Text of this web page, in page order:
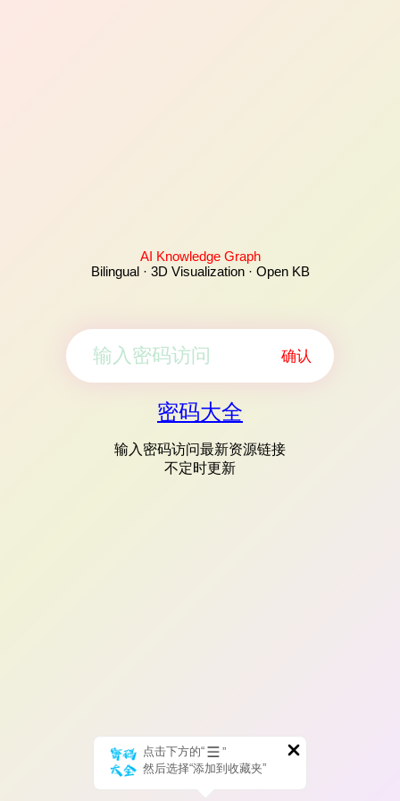
AI Knowledge Graph
Bilingual · 3D Visualization · Open KB
确认
密码大全
输入密码访问最新资源链接
不定时更新
点击下方的“
”
然后选择“添加到收藏夹”